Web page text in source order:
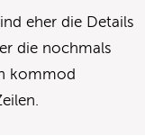
eher die Details
die nochmals
kommod